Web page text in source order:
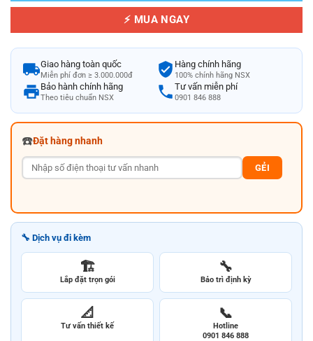
⚡ MUA NGAY
Giao hàng toàn quốc
Miễn phí đơn ≥ 3.000.000đ
Hàng chính hãng
100% chính hãng NSX
Bảo hành chính hãng
Theo tiêu chuẩn NSX
Tư vấn miễn phí
0901 846 888
☎️Đặt hàng nhanh
GẺI
🔧 Dịch vụ đi kèm
🏗️
Lắp đặt trọn gói
🔧
Bảo trì định kỳ
📐
Tư vấn thiết kế
📞
Hotline
0901 846 888